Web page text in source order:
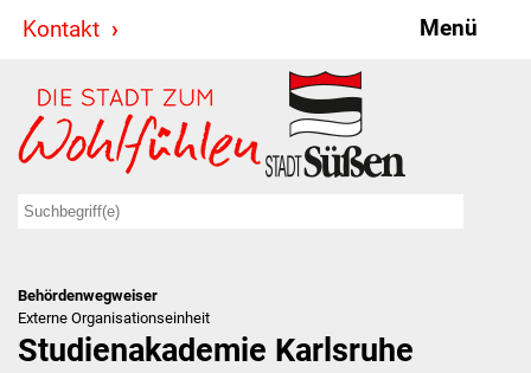
Kontakt Menü
Stadt & Politik
Bürgermeister
Ratsinformationssystem
Behördenwegweiser
Externe Organisationseinheit
Studienakademie Karlsruhe